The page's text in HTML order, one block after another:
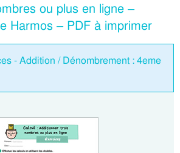
ou plus en ligne –
Harmos – PDF à imprimer
- Addition / Dénombrement : 4eme